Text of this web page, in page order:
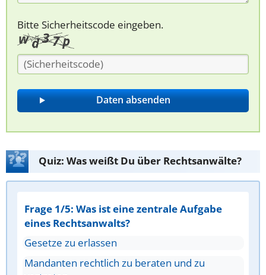
Bitte Sicherheitscode eingeben.
Quiz: Was weißt Du über Rechtsanwälte?
Frage 1/5: Was ist eine zentrale Aufgabe
eines Rechtsanwalts?
Gesetze zu erlassen
Mandanten rechtlich zu beraten und zu